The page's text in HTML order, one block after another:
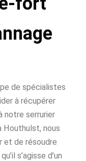
de spécialistes
à récupérer
notre serrurier
nous
et de résoudre
s’agisse d’un